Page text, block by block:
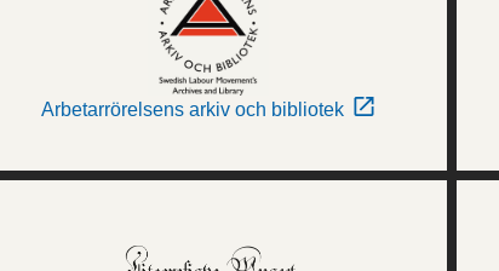
Arbetarrörelsens arkiv och bibliotek